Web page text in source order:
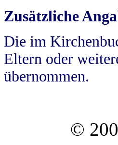
Zusätzliche
Die im
Eltern oder
übernommen.
©